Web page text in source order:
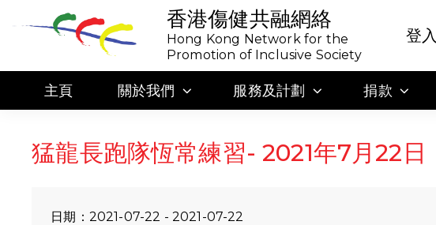
香港傷健共融網絡
Hong Kong Network for the
Promotion of Inclusive Society
登入
主頁 關於我們 服務及計劃 捐款
猛龍長跑隊恆常練習- 2021年7月22日
日期：2021-07-22 - 2021-07-22